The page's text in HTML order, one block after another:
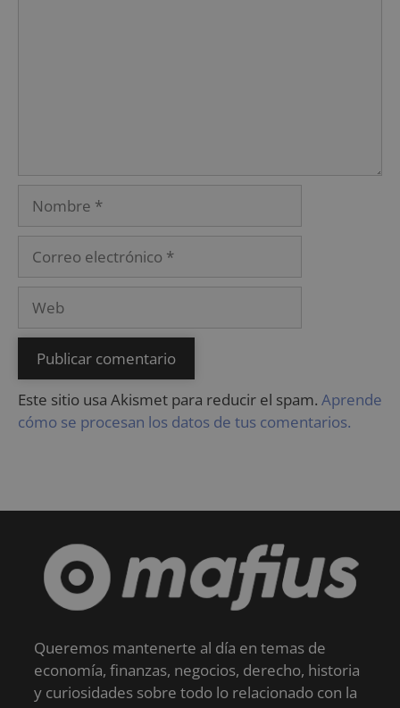
Este sitio usa Akismet para reducir el spam. Aprende
cómo se procesan los datos de tus comentarios.
Queremos mantenerte al día en temas de
economía, finanzas, negocios, derecho, historia
y curiosidades sobre todo lo relacionado con la